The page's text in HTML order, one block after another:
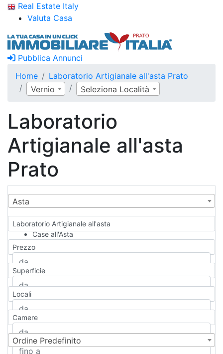
Real Estate Italy
Valuta Casa
Pubblica Annunci
Home
Laboratorio Artigianale all'asta Prato
Vernio
Seleziona Località
Laboratorio
Artigianale all'asta
Prato
Asta
Laboratorio Artigianale all'asta
Case all'Asta
Qualsiasi
Appartamento
Casa indipendente
Casa Semi-indipendente
Attico/Mansarda
Rustico/Casale
Camera d'Albergo
Multiproprietà
Prezzo
Superficie
Locali
Camere
Ordine Predefinito